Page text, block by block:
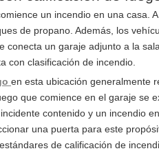
un incendio en una casa.
de propano. Además, los
un garaje adjunto a la
con clasificación de incendio.
en esta ubicación generalmente
que comience en el garaje se
contenido y un incendio
una puerta para este
de calificación de